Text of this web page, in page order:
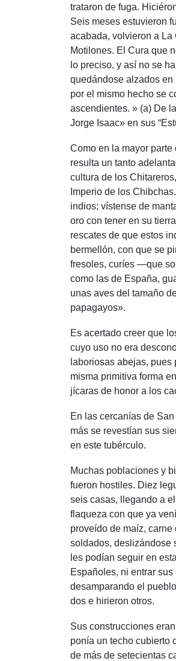
trataron de fuga.
Seis meses estuvieron
acabada, volvieron a
Motilones. El Cura que
lo preciso, y así no se
quedándose alzados en
por el mismo hecho se
ascendientes. » (a) De
Jorge Isaac» en sus
Como en la mayor
resulta un tanto
cultura de los
Imperio de los
indios; vístense de
oro con tener en su
rescates de que estos
bermellón, con que se
fresoles, curíes —que
como las de España,
unas aves del tamaño
papagayos».
Es acertado creer que
cuyo uso no era
laboriosas abejas,
misma primitiva forma
jícaras de honor a los
En las cercanías de
más se revestían sus
en este tubérculo.
Muchas poblaciones y
fueron hostiles. Diez
seis casas, llegando a
flaqueza con que ya
proveído de maíz,
soldados, deslizándose
les podían seguir en
Españoles, ni entrar
desamparando el
dos e hirieron otros.
Sus construcciones
ponía un techo cubierto
de más de setecientas